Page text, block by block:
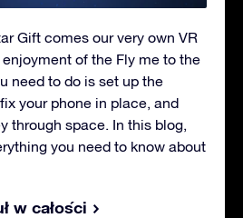
Gift comes our very own VR
of the Fly me to the
need to do is set up the
your phone in place, and
through space. In this blog,
you need to know about
w całości